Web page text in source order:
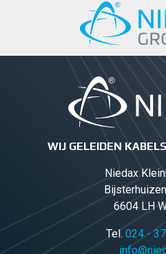
WIJ GELEIDEN
Niedax
6604 LH
Tel. 024 -